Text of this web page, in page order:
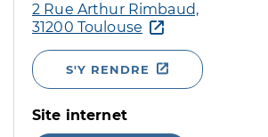
2 Rue Arthur Rimbaud,
31200 Toulouse
S'Y RENDRE
Site internet